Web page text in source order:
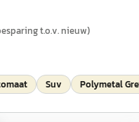
t.o.v. nieuw)
Suv Polymetal